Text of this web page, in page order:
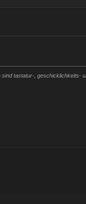
tastatur-, geschicklichkeits-